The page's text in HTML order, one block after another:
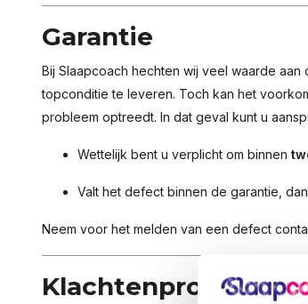
Garantie
Bij Slaapcoach hechten wij veel waarde
topconditie te leveren. Toch kan het
probleem optreedt. In dat geval kunt u
Wettelijk bent u verplicht om binnen
Valt het defect binnen de garantie,
Neem voor het melden van een defect
Klachtenprocedure